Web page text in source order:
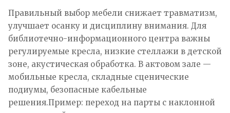
Правильный выбор мебели снижает травматизм,
улучшает осанку и дисциплину внимания. Для
библиотечно-информационного центра важны
регулируемые кресла, низкие стеллажи в детской
зоне, акустическая обработка. В актовом зале —
мобильные кресла, складные сценические
подиумы, безопасные кабельные
решения.Пример: переход на парты с наклонной